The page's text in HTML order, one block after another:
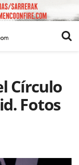
Círculo
Fotos